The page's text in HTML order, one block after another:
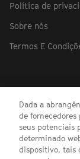
Política de
Sobre nós
Termos E
Dada a
de fornecedores
seus potenciais
determinado
dispositivo, tais